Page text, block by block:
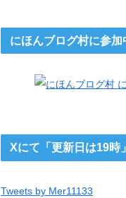
にほんブログ村に参加
Xにて「更新日は19時
Tweets by Mer11133